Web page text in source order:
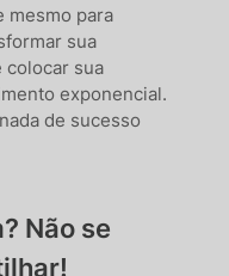
mesmo para
sua
colocar sua
exponencial.
de sucesso
Não se